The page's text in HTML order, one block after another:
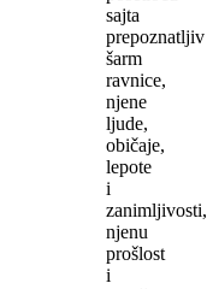
sajta
prepoznatljiv
šarm
ravnice,
njene
ljude,
običaje,
lepote
i
zanimljivosti,
njenu
prošlost
i